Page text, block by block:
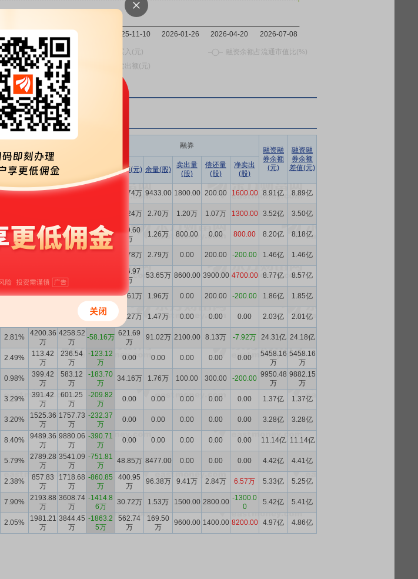
融券
融资融
券余额
(元)
融资融
券余额
差值(元)
余额占
流通市
买入额
(元)
余额(元) 余量(股)
卖出量
(股)
偿还量
(股)
净卖出
(股)
5.47% 2.80亿 2.16亿
6419.64
96.74万 9433.00 1800.00 200.00 1600.00 8.91亿 8.89亿
61.24万 2.70万 1.20万 1.07万 1300.00 3.52亿 3.50亿
6.58% 1.41亿
8391.87
万
5721.40
万
119.60
万
1.26万 800.00 0.00 800.00 8.20亿 8.18亿
1331.99 816.45
515.53
26.78万 2.79万 0.00 200.00 -200.00 1.46亿 1.46亿
万
976.97
万
53.65万 8600.00 3900.00 4700.00 8.77亿 8.57亿
1.98%
2592.91 2257.48 335.43
万
28.61万 1.96万 0.00 200.00 -200.00 1.86亿 1.85亿
904.04
-2.28万 62.27万 1.47万 0.00 0.00 0.00 2.03亿 2.01亿
2.81%
4200.36
万
4258.52
万
-58.16万 621.69
万
91.02万 2100.00 8.13万 -7.92万 24.31亿 24.18亿
2.49%
113.42
万
236.54
万
-123.12
万
0.00 0.00 0.00 0.00 0.00
5458.16
万
5458.16
万
0.98%
399.42
万
583.12
万
-183.70
万
34.16万 1.76万 100.00 300.00 -200.00 9950.48
万
9882.15
万
3.29%
391.42
万
601.25
万
-209.82
万
0.00 0.00 0.00 0.00 0.00 1.37亿 1.37亿
3.20%
1525.36
万
1757.73
万
-232.37
万
0.00 0.00 0.00 0.00 0.00 3.28亿 3.28亿
8.40%
9489.36
万
9880.06
万
-390.71
万
0.00 0.00 0.00 0.00 0.00 11.14亿 11.14亿
5.79%
2789.28
万
3541.09
万
-751.81
万
48.85万 8477.00 0.00 0.00 0.00 4.42亿 4.41亿
2.38%
857.83
万
1718.68
万
-860.85
万
400.95
万
96.38万 9.41万 2.84万 6.57万 5.33亿 5.25亿
7.90%
2193.88
万
3608.74
万
-1414.8
6万
30.72万 1.53万 1500.00 2800.00 -1300.0
0
5.42亿 5.41亿
2.05%
1981.21
万
3844.45
万
-1863.2
5万
562.74
万
169.50
万
9600.00 1400.00 8200.00 4.97亿 4.86亿